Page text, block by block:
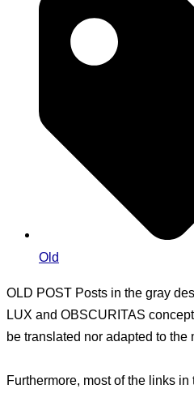
Old
OLD POST Posts in the gray
LUX and OBSCURITAS
be translated nor adapted to the
Furthermore, most of the links